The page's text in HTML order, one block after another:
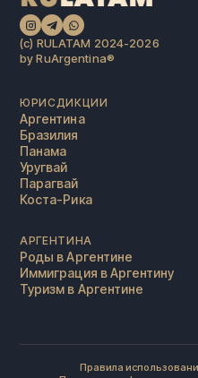
(c) RULATAM 2024-2026
by RuArgentina®️
ЮРИСДИКЦИИ
Аргентина
Бразилия
Панама
Уругвай
Парагвай
Коста-Рика
АРГЕНТИНА
Роды в Аргентине
Иммиграция в Аргентину
Туризм в Аргентине
Правила